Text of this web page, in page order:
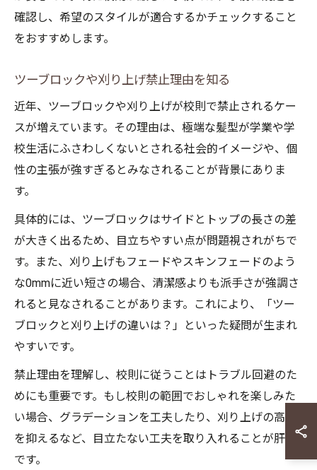
確認し、希望のスタイルが適合するかチェックすること
をおすすめします。
ツーブロックや刈り上げ禁止理由を知る
近年、ツーブロックや刈り上げが校則で禁止されるケー
スが増えています。その理由は、極端な髪型が学業や学
校生活にふさわしくないとされる社会的イメージや、個
性の主張が強すぎるとみなされることが背景にありま
す。
具体的には、ツーブロックはサイドとトップの長さの差
が大きく出るため、目立ちやすい点が問題視されがちで
す。また、刈り上げもフェードやスキンフェードのよう
な0mmに近い短さの場合、清潔感よりも派手さが強調さ
れると見なされることがあります。これにより、「ツー
ブロックと刈り上げの違いは？」といった疑問が生まれ
やすいです。
禁止理由を理解し、校則に従うことはトラブル回避のた
めにも重要です。もし校則の範囲でおしゃれを楽しみた
い場合、グラデーションを工夫したり、刈り上げの高さ
を抑えるなど、目立たない工夫を取り入れることが肝心
です。